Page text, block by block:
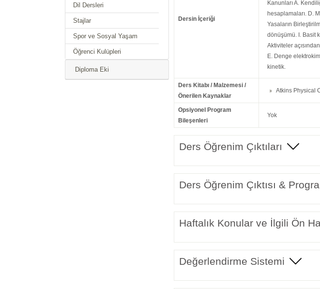
Dil Dersleri
Stajlar
Spor ve Sosyal Yaşam
Öğrenci Kulüpleri
Diploma Eki
Dersin İçeriği
Kanunları A.
hesaplamaları. D.
Yasaların
dönüşümü. I. Basit
Aktiviteler
E. Denge
kinetik.
Ders Kitabı / Malzemesi /
Önerilen Kaynaklar
Atkins Physical
Opsiyonel Program
Bileşenleri
Yok
Ders Öğrenim Çıktıları
Ders Öğrenim Çıktısı &
Haftalık Konular ve İlgili Ön
Değerlendirme Sistemi